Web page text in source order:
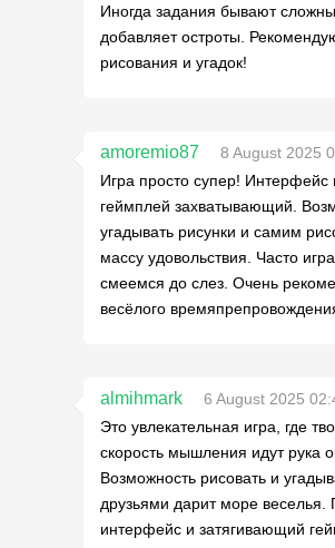
Иногда задания бывают
добавляет остроты.
рисования и угадок!
amoremio87
8 August 2025
Игра просто супер! Интерфейс
геймплей захватывающий.
угадывать рисунки и самим
массу удовольствия. Часто
смеемся до слез. Очень
весёлого
almihmark
6 August 2025
Это увлекательная игра, где
скорость мышления идут рука
Возможность рисовать и
друзьями дарит море веселья.
интерфейс и затягивающий